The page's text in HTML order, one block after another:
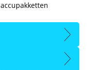
Sungrow
accupakketten